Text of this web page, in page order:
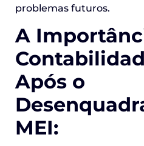
problemas futuros.
A
Após o
MEI: